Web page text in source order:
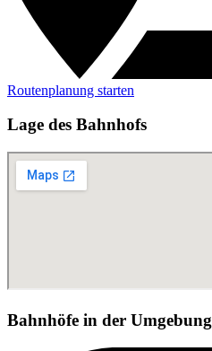
Routenplanung starten
Lage des Bahnhofs
Bahnhöfe in der Umgebung